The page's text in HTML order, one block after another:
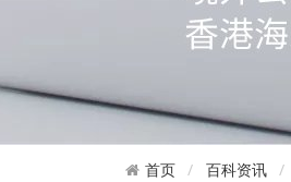
首页 百科资讯